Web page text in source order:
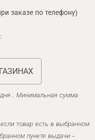
заказе по телефону)
. Минимальная сумма
товар есть в выбранном
пункте выдачи -